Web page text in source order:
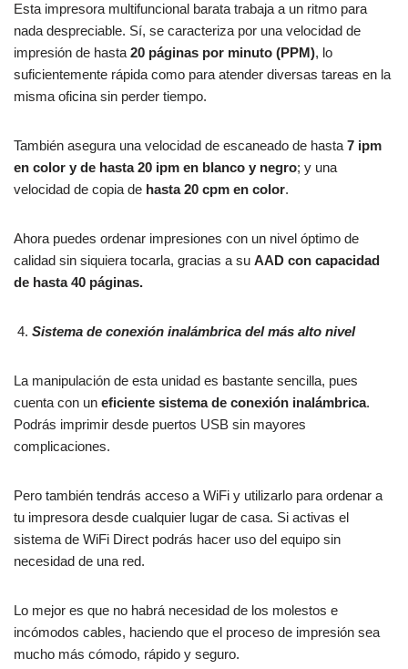
Esta impresora multifuncional barata trabaja a un ritmo para
nada despreciable. Sí, se caracteriza por una velocidad de
impresión de hasta 20 páginas por minuto (PPM), lo
suficientemente rápida como para atender diversas tareas en la
misma oficina sin perder tiempo.
También asegura una velocidad de escaneado de hasta 7 ipm
en color y de hasta 20 ipm en blanco y negro; y una
velocidad de copia de hasta 20 cpm en color.
Ahora puedes ordenar impresiones con un nivel óptimo de
calidad sin siquiera tocarla, gracias a su AAD con capacidad
de hasta 40 páginas.
Sistema de conexión inalámbrica del más alto nivel
La manipulación de esta unidad es bastante sencilla, pues
cuenta con un eficiente sistema de conexión inalámbrica.
Podrás imprimir desde puertos USB sin mayores
complicaciones.
Pero también tendrás acceso a WiFi y utilizarlo para ordenar a
tu impresora desde cualquier lugar de casa. Si activas el
sistema de WiFi Direct podrás hacer uso del equipo sin
necesidad de una red.
Lo mejor es que no habrá necesidad de los molestos e
incómodos cables, haciendo que el proceso de impresión sea
mucho más cómodo, rápido y seguro.